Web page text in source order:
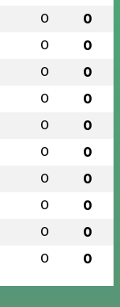
0 0
0 0
0 0
0 0
0 0
0 0
0 0
0 0
0 0
0 0